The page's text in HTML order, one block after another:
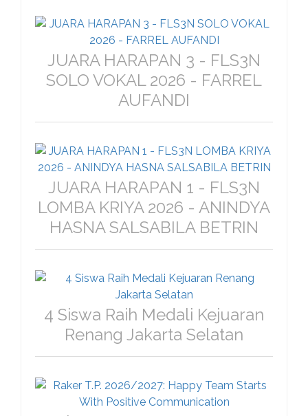
JUARA HARAPAN 3 - FLS3N
SOLO VOKAL 2026 - FARREL
AUFANDI
JUARA HARAPAN 1 - FLS3N
LOMBA KRIYA 2026 - ANINDYA
HASNA SALSABILA BETRIN
4 Siswa Raih Medali Kejuaran
Renang Jakarta Selatan